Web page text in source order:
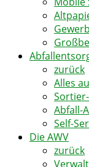
zurück
Alles
Abfall-
Self-
Die AWV
zurück